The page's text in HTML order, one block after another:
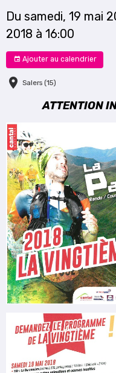
Du samedi, 19 mai
2018 à 16:00
Ajouter au calendrier
Salers (15)
ATTENTION